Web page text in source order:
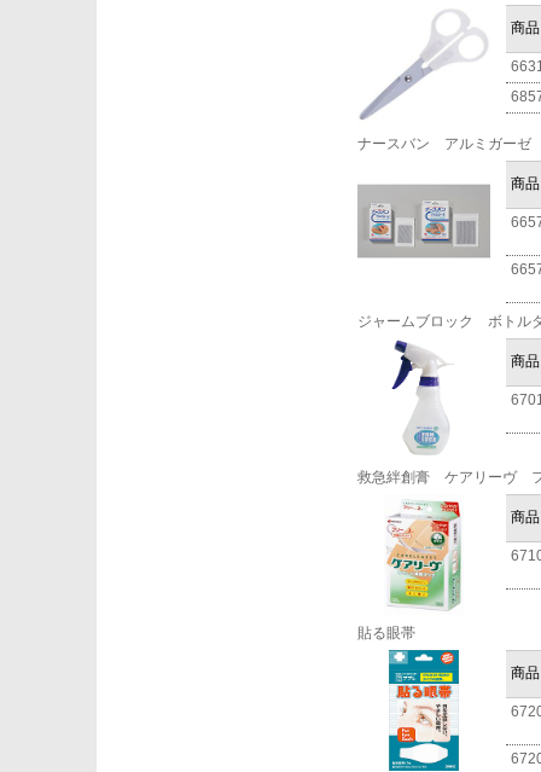
商
ナースバン アルミガーゼ
商
ジャームブロック ボトル
商
救急絆創膏 ケアリーヴ
商
貼る眼帯
商